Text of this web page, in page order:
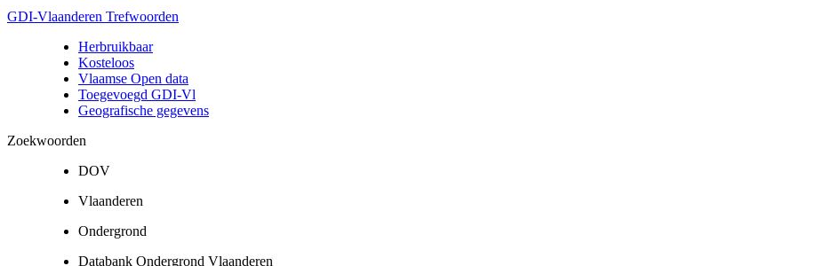
GDI-Vlaanderen Trefwoorden
Herbruikbaar
Kosteloos
Vlaamse Open data
Toegevoegd GDI-Vl
Geografische gegevens
Zoekwoorden
DOV
Vlaanderen
Ondergrond
Databank Ondergrond Vlaanderen